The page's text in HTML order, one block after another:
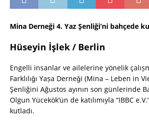
Mina Derneği 4. Yaz Şenliği’ni bahçede
Hüseyin İşlek / Berlin
Engelli insanlar ve ailelerine yönelik
Farklılıǧı Yașa Derneǧi (Mina – Leben in
Şenliğini Ağustos ayının son günlerinde
Olgun Yücekök’ün de katılımıyla “IBBC
kutladı.